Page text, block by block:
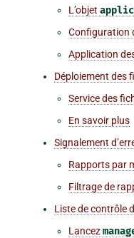
L’objet
Configuration
Application
Déploiement des
Service des
En savoir plus
Signalement
Rapports par
Filtrage de
Liste de contrôle
Lancez